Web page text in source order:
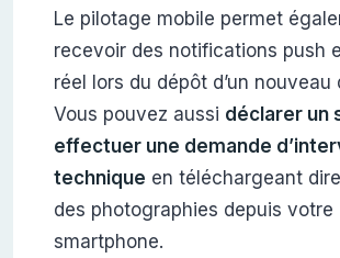
Le pilotage mobile permet
recevoir des notifications push
réel lors du dépôt d’un nouveau
Vous pouvez aussi déclarer un
effectuer une demande
technique en téléchargeant
des photographies depuis votre
smartphone.